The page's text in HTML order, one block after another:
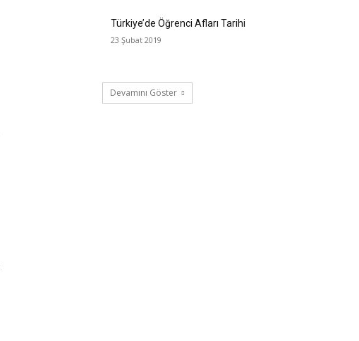
Türkiye’de Öğrenci Afları Tarihi
23 Şubat 2019
Devamını Göster